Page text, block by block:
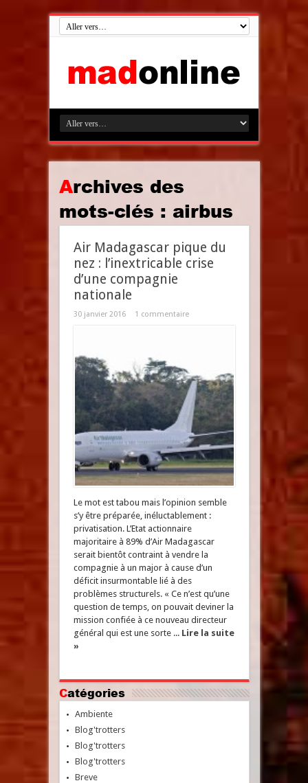
Archives des
mots-clés : airbus
Air Madagascar pique du
nez : l’inextricable crise
d’une compagnie
nationale
30 janvier 2016 1 commentaire
Le mot est tabou mais l’opinion semble
s’y être préparée, inéluctablement :
privatisation. L’Etat actionnaire
majoritaire à 89% d’Air Madagascar
serait bientôt contraint à vendre la
compagnie à un major à cause d’un
déficit insurmontable lié à des
problèmes structurels. « Ce n’est qu’une
question de temps, on pouvait deviner la
mission confiée à ce nouveau directeur
général qui est une sorte ... Lire la suite
»
Catégories
Ambiente
Blog'trotters
Blog'trotters
Blog'trotters
Breve